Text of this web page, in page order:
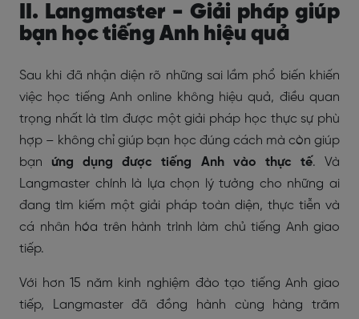
II. Langmaster - Giải pháp giúp
bạn học tiếng Anh hiệu quả
Sau khi đã nhận diện rõ những sai lầm phổ biến khiến
việc học tiếng Anh online không hiệu quả, điều quan
trọng nhất là tìm được một giải pháp học thực sự phù
hợp – không chỉ giúp bạn học đúng cách mà còn giúp
bạn ứng dụng được tiếng Anh vào thực tế. Và
Langmaster chính là lựa chọn lý tưởng cho những ai
đang tìm kiếm một giải pháp toàn diện, thực tiễn và
cá nhân hóa trên hành trình làm chủ tiếng Anh giao
tiếp.
Với hơn 15 năm kinh nghiệm đào tạo tiếng Anh giao
tiếp, Langmaster đã đồng hành cùng hàng trăm